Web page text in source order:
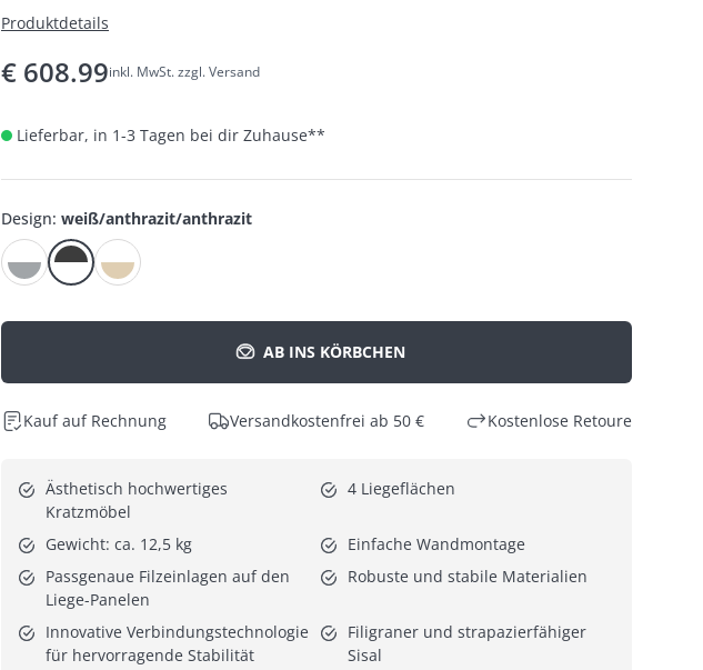
Produktdetails
€ 608.99inkl. MwSt. zzgl. Versand
Lieferbar, in 1-3 Tagen bei dir Zuhause**
Design: weiß/anthrazit/anthrazit
AB INS KÖRBCHEN
Kauf auf Rechnung Versandkostenfrei ab 50 € Kostenlose Retoure
Ästhetisch hochwertiges
Kratzmöbel
4 Liegeflächen
Gewicht: ca. 12,5 kg
Einfache Wandmontage
Passgenaue Filzeinlagen auf den
Liege-Panelen
Robuste und stabile Materialien
Innovative Verbindungstechnologie
für hervorragende Stabilität
Filigraner und strapazierfähiger
Sisal